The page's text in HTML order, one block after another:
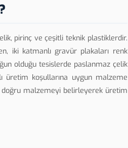
pirinç ve çeşitli teknik plastiklerdir.
iki katmanlı gravür plakaları renk
olduğu tesislerde paslanmaz çelik
üretim koşullarına uygun malzeme
doğru malzemeyi belirleyerek üretim